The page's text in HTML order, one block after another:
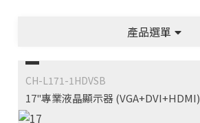
產品選單
CH-L171-1HDVSB
17"專業液晶顯示器 (VGA+DVI+HDMI)